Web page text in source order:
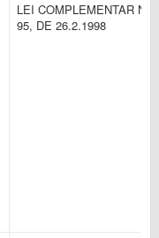
LEI COMPLEMENTAR N.
95, DE 26.2.1998